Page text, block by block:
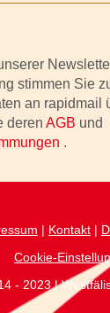
stimmen Sie
an rapidmail
deren AGB und
.
| Kontakt |
Cookie-
- 2023 |